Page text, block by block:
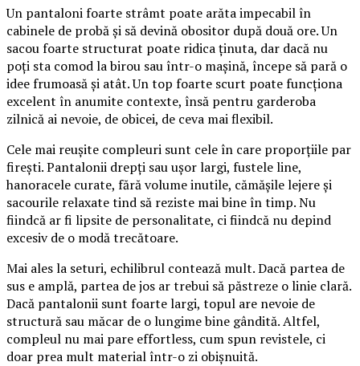
Un pantaloni foarte strâmt poate arăta impecabil în
cabinele de probă și să devină obositor după două ore. Un
sacou foarte structurat poate ridica ținuta, dar dacă nu
poți sta comod la birou sau într-o mașină, începe să pară o
idee frumoasă și atât. Un top foarte scurt poate funcționa
excelent în anumite contexte, însă pentru garderoba
zilnică ai nevoie, de obicei, de ceva mai flexibil.
Cele mai reușite compleuri sunt cele în care proporțiile par
firești. Pantalonii drepți sau ușor largi, fustele line,
hanoracele curate, fără volume inutile, cămășile lejere și
sacourile relaxate tind să reziste mai bine în timp. Nu
fiindcă ar fi lipsite de personalitate, ci fiindcă nu depind
excesiv de o modă trecătoare.
Mai ales la seturi, echilibrul contează mult. Dacă partea de
sus e amplă, partea de jos ar trebui să păstreze o linie clară.
Dacă pantalonii sunt foarte largi, topul are nevoie de
structură sau măcar de o lungime bine gândită. Altfel,
compleul nu mai pare effortless, cum spun revistele, ci
doar prea mult material într-o zi obișnuită.